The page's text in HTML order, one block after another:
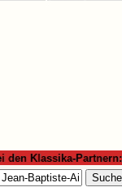
den Klassika-Partnern: